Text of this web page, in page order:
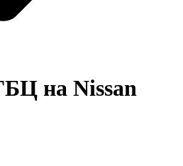
на Nissan